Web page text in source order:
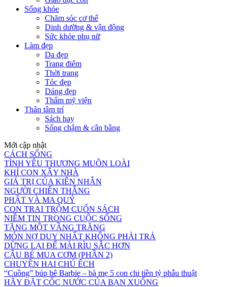
Sống khỏe
Chăm sóc cơ thể
Dinh dưỡng & vận động
Sức khỏe phụ nữ
Làm đẹp
Da đẹp
Trang điểm
Thời trang
Tóc đẹp
Dáng đẹp
Thẩm mỹ viện
Thân tâm trí
Sách hay
Sống chậm & cân bằng
Mới cập nhật
CÁCH SỐNG
TÌNH YÊU THƯƠNG MUÔN LOÀI
KHỈ CON XÂY NHÀ
GIÁ TRỊ CỦA KIÊN NHẪN
NGƯỜI CHIẾN THẮNG
PHẬT VÀ MA QUỶ
CON TRAI TRỘM CUỐN SÁCH
NIỀM TIN TRONG CUỘC SỐNG
TẶNG MỘT VẦNG TRĂNG
MÓN NỢ DUY NHẤT KHÔNG PHẢI TRẢ
DỪNG LẠI ĐỂ MÀI RÌU SẮC HƠN
CẬU BÉ MUA CƠM (PHẦN 2)
CHUYỆN HAI CHÚ ẾCH
“Cuồng” búp bê Barbie – bà mẹ 5 con chi tiền tỷ phẫu thuật
HÃY ĐẶT CỐC NƯỚC CỦA BẠN XUỐNG